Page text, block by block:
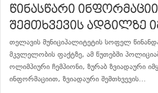
წინასწარი
შემთხვევის ადგილზე
თელავის მუნიციპალიტეტის სოფელ
მკვლელობის ფაქტზე, ამ წუთებში
ოლიმპიური ჩემპიონი, ზურაბ ზვიადაური
ინფორმაციით, ზვიადაური შემთხვევის…